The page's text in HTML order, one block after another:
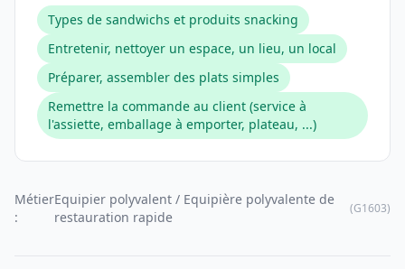
Types de sandwichs et produits snacking
Entretenir, nettoyer un espace, un lieu, un local
Préparer, assembler des plats simples
Remettre la commande au client (service à
l'assiette, emballage à emporter, plateau, ...)
Métier
:
Equipier polyvalent / Equipière polyvalente de
restauration rapide
(G1603)